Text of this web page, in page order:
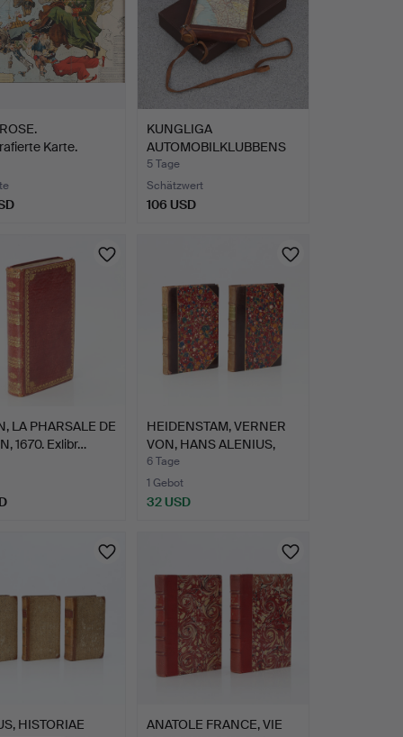
Karte.
…
KUNGLIGA
AUTOMOBILKLUBBENS
KARTE ÜBER SCHW…
5 Tage
Schätzwert
106 USD
LA PHARSALE DE
1670. Exlibr…
HEIDENSTAM, VERNER
VON, HANS ALENIUS,
1892…
6 Tage
1 Gebot
32 USD
HISTORIAE
ANATOLE FRANCE, VIE